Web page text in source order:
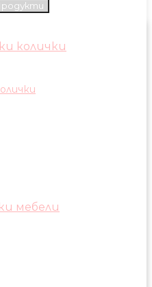
колички
мебели